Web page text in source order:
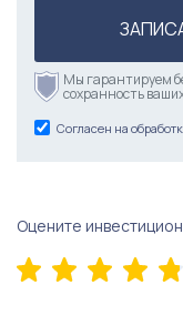
Мы гарантируем
сохранность
Согласен на
Оцените